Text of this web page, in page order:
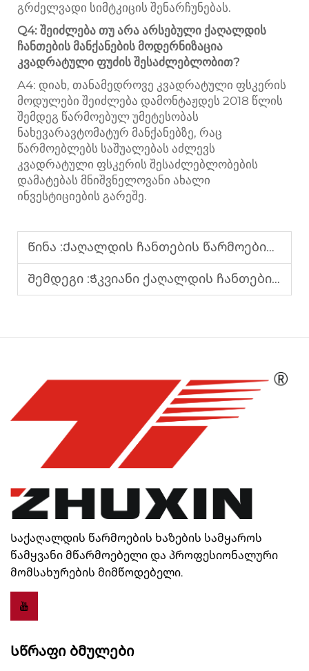
გრძელვადი სიმტკიცის შენარჩუნებას.
Q4: შეიძლება თუ არა არსებული ქაღალდის
ჩანთების მანქანების მოდერნიზაცია
კვადრატული ფუძის შესაძლებლობით?
A4: დიახ, თანამედროვე კვადრატული ფსკერის
მოდულები შეიძლება დამონტაჟდეს 2018 წლის
შემდეგ წარმოებულ უმეტესობას
ნახევარავტომატურ მანქანებზე, რაც
წარმოებლებს საშუალებას აძლევს
კვადრატული ფსკერის შესაძლებლობების
დამატებას მნიშვნელოვანი ახალი
ინვესტიციების გარეშე.
Წინა :Ქაღალდის ჩანთების წარმოების მანქანა სამრეწველო და კომერციული პაკეტირებისთვის
Შემდეგი :Ჭკვიანი ქაღალდის ჩანთების მანქანა შეხებადი ეკრანით და PLC მარეგულირებლით
Საქაღალდის წარმოების ხაზების სამყაროს
წამყვანი მწარმოებელი და პროფესიონალური
მომსახურების მიმწოდებელი.
Სწრაფი Ბმულები